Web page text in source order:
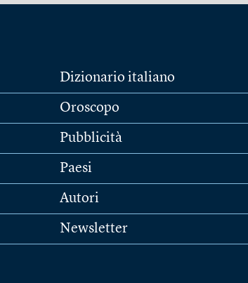
Dizionario italiano
Oroscopo
Pubblicità
Paesi
Autori
Newsletter